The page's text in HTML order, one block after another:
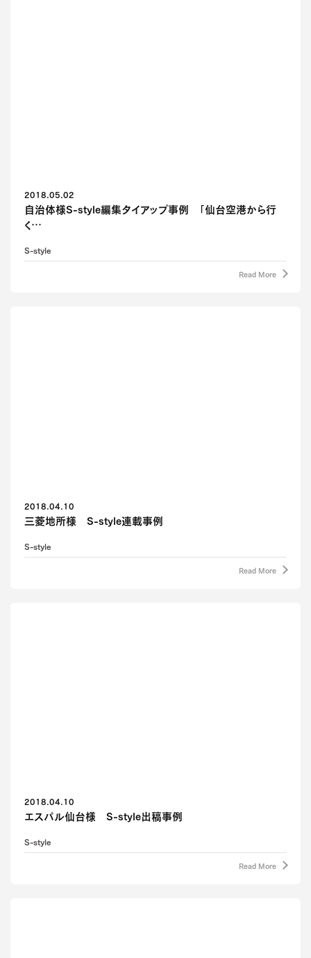
2018.05.02
自治体様S-style編集タイアップ事例 「仙台空港から行
く…
S-style
Read More
2018.04.10
三菱地所様 S-style連載事例
S-style
Read More
2018.04.10
エスパル仙台様 S-style出稿事例
S-style
Read More